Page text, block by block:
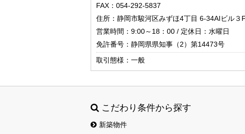
FAX：054-292-5837
住所：静岡市駿河区みずほ4丁目 6-34AIビル３F
営業時間：9:00～18：00 / 定休日：水曜日
免許番号：静岡県県知事（2）第14473号
取引態様：一般
こだわり条件から探す
新築物件